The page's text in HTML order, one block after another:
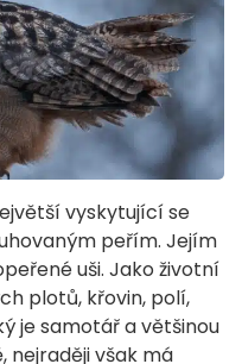
vyskytující se
peřím. Jejím
uši. Jako životní
plotů, křovin, polí,
je samotář a většinou
nejraději však má